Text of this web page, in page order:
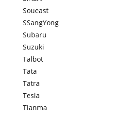
Soueast
SSangYong
Subaru
Suzuki
Talbot
Tata
Tatra
Tesla
Tianma